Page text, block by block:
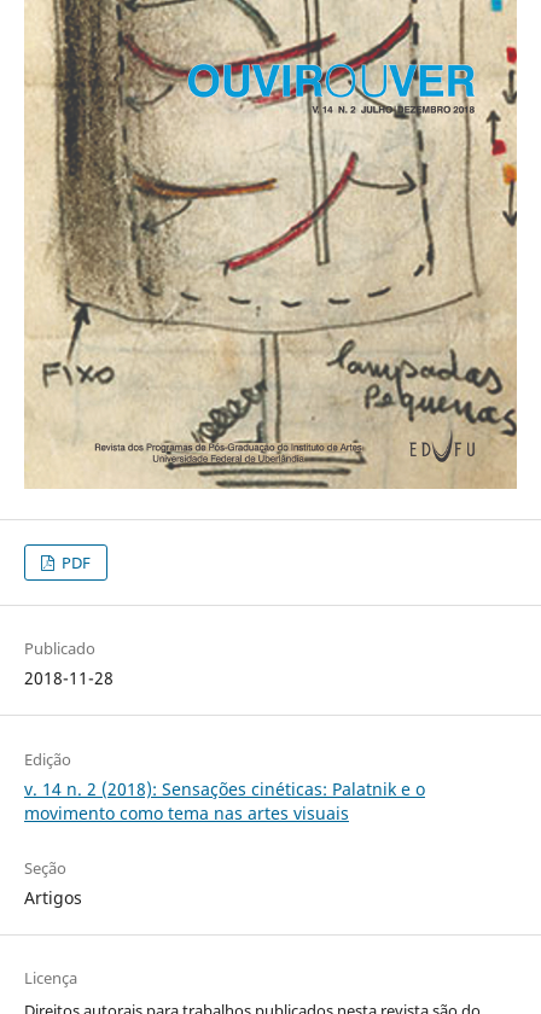
PDF
Publicado
2018-11-28
Edição
v. 14 n. 2 (2018): Sensações cinéticas: Palatnik e o
movimento como tema nas artes visuais
Seção
Artigos
Licença